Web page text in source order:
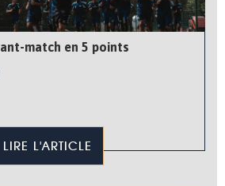
match en 5 points
LIRE L'ARTICLE